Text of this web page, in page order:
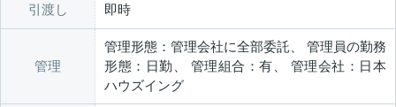
引渡し 即時
管理
管理形態：管理会社に全部委託、 管理員の勤務
形態：日勤、 管理組合：有、 管理会社：日本
ハウズイング